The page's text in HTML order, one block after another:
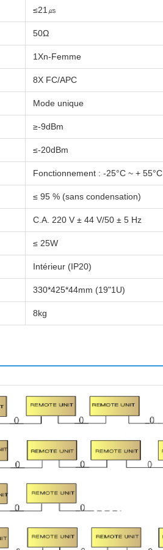
≤21㎲
50Ω
1Xn-Femme
8X FC/APC
Mode unique
≥-9dBm
≤-20dBm
Fonctionnement : -25°C ~ + 55°C
≤ 95 % (sans condensation)
C.A. 220 V ± 44 V/50 ± 5 Hz
≤ 25W
Intérieur (IP20)
330*425*44mm (19"1U)
8kg